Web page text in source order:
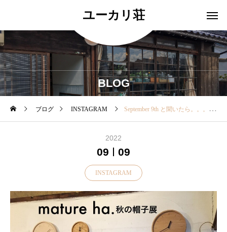
ユーカリ荘
BLOG
ブログ INSTAGRAM September 9th と聞いたら。。。 今日の松江は曇り空ですが It’s a sunnyday!と元気に答えたくなるスタッフKが本日から
2022
09 09
INSTAGRAM